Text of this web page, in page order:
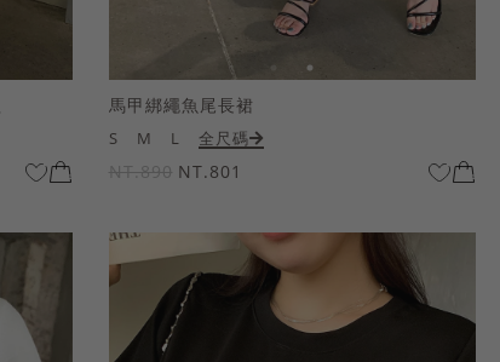
馬甲綁繩魚尾長裙
S M L 全尺碼
NT.890 NT.801